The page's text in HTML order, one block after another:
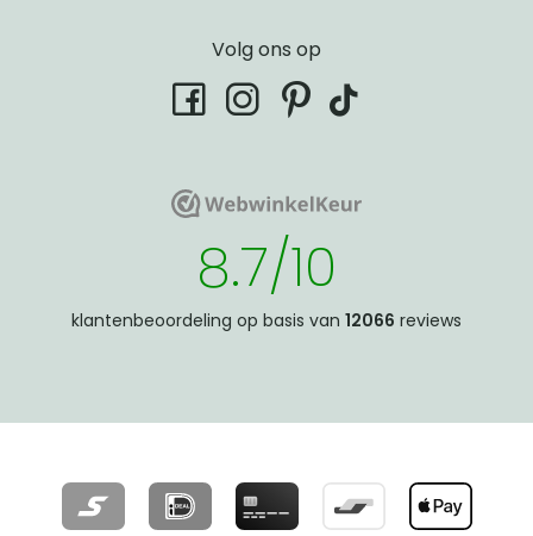
Volg ons op
facebookinstagram
pinterest
tiktok
WebwinkelKeurWebwinkelKeur
8.7/10
klantenbeoordeling op basis van 12066 reviews